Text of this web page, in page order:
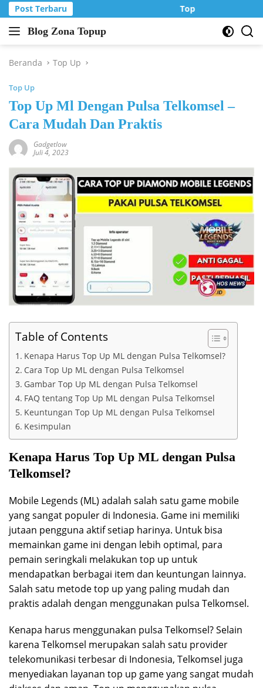
Langsung
ke
konten
Post Terbaru Top Up Murah di
Blog Zona Topup
Tips
Trik
game
online
Beranda Top Up
Top Up
Top Up Ml Dengan Pulsa Telkomsel –
Cara Mudah Dan Praktis
Gadgetlow
Juli 4, 2023
Table of Contents
Kenapa Harus Top Up ML dengan Pulsa Telkomsel?
Cara Top Up ML dengan Pulsa Telkomsel
Gambar Top Up ML dengan Pulsa Telkomsel
FAQ tentang Top Up ML dengan Pulsa Telkomsel
Keuntungan Top Up ML dengan Pulsa Telkomsel
Kesimpulan
Kenapa Harus Top Up ML dengan Pulsa
Telkomsel?
Mobile Legends (ML) adalah salah satu game mobile
yang sangat populer di Indonesia. Game ini memiliki
jutaan pengguna aktif setiap harinya. Untuk bisa
memainkan game ini dengan lebih optimal, para
pemain seringkali melakukan top up untuk
mendapatkan berbagai item dan keuntungan lainnya.
Salah satu metode top up yang paling mudah dan
praktis adalah dengan menggunakan pulsa Telkomsel.
Kenapa harus menggunakan pulsa Telkomsel? Selain
karena Telkomsel merupakan salah satu provider
telekomunikasi terbesar di Indonesia, Telkomsel juga
menyediakan layanan top up game yang sangat mudah